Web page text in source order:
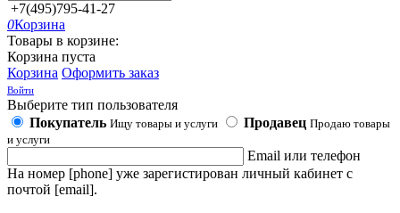
+7(495)795-41-27
0Корзина
Товары в корзине:
Корзина пуста
Корзина Оформить заказ
Войти
Выберите тип пользователя
Покупатель Ищу товары и услуги Продавец Продаю товары
и услуги
Email или телефон
На номер [phone] уже зарегистирован личный кабинет с
почтой [email].